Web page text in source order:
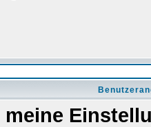
meine